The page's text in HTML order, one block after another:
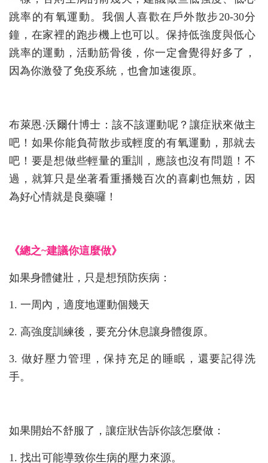
跳率的有氧運動。我個人喜歡在戶外散步20-30分
鐘，在家裡的跑步機上也可以。保持低強度與低心
跳率的運動，活動筋骨後，你一定會覺得好多了，
因為你激發了免疫系統，也會加速復原。
布萊恩‧沃爾什博士：該不該運動呢？讓症狀來做主
吧！如果你能負荷散步或輕度的有氧運動，那就去
吧！要是想做些輕量的重訓，應該也沒有問題！不
過，就算只是坐著看重播幾百次的喜劇也無妨，因
為好心情就是良藥囉！
《總之~建議你這麼做》
如果身體健壯，只是想預防疾病：
1. 一周內，適度地運動個幾天
2. 高強度訓練後，要充分休息讓身體復原。
3. 做好壓力管理，保持充足的睡眠，還要記得洗
手。
如果開始不舒服了，讓症狀告訴你該怎麼做：
1. 找出可能導致你生病的壓力來源。